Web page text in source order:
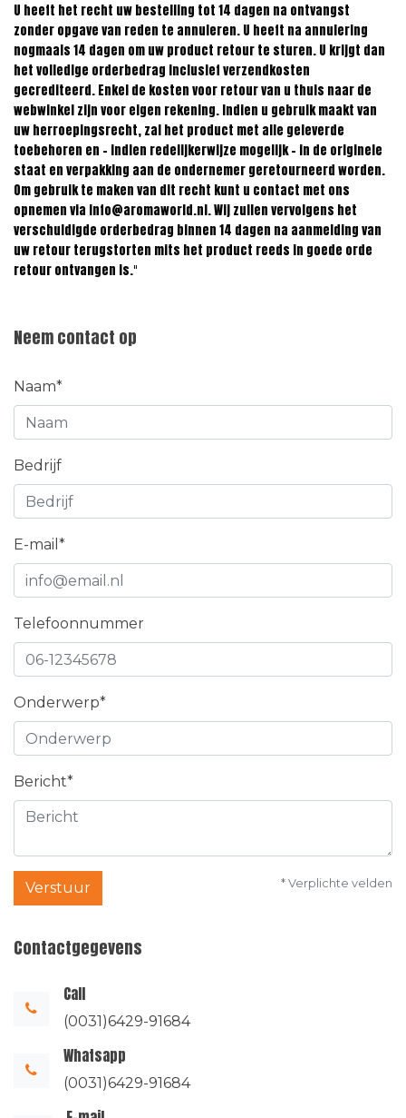
U heeft het recht uw bestelling tot 14 dagen na ontvangst
zonder opgave van reden te annuleren. U heeft na annulering
nogmaals 14 dagen om uw product retour te sturen. U krijgt dan
het volledige orderbedrag inclusief verzendkosten
gecrediteerd. Enkel de kosten voor retour van u thuis naar de
webwinkel zijn voor eigen rekening. Indien u gebruik maakt van
uw herroepingsrecht, zal het product met alle geleverde
toebehoren en - indien redelijkerwijze mogelijk - in de originele
staat en verpakking aan de ondernemer geretourneerd worden.
Om gebruik te maken van dit recht kunt u contact met ons
opnemen via info@aromaworld.nl. Wij zullen vervolgens het
verschuldigde orderbedrag binnen 14 dagen na aanmelding van
uw retour terugstorten mits het product reeds in goede orde
retour ontvangen is."
Neem contact op
Naam*
Bedrijf
E-mail*
Telefoonnummer
Onderwerp*
Bericht*
Verstuur * Verplichte velden
Contactgegevens
Call
(0031)6429-91684
Whatsapp
(0031)6429-91684